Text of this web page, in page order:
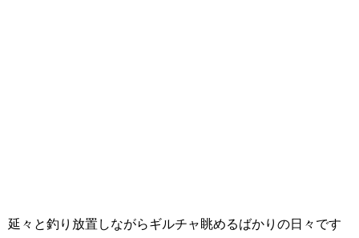
延々と釣り放置しながらギルチャ眺めるばかりの日々です